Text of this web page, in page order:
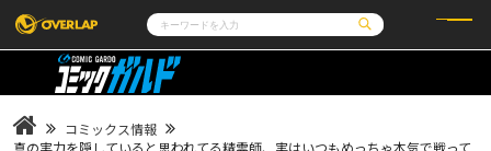
コミック
LiQulle
ラブパルフェ
ライトノベル
ロサージュノベルス
コミックス情報